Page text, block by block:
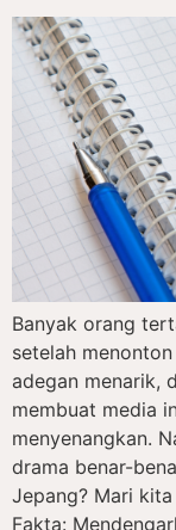
Banyak orang
setelah
adegan menarik,
membuat media
menyenangkan.
drama benar-
Jepang? Mari
Fakta: